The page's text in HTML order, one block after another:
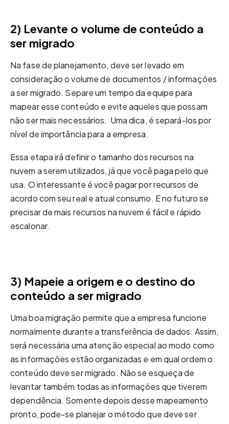
2) Levante o volume de conteúdo a
ser migrado
Na fase de planejamento, deve ser levado em
consideração o volume de documentos / informações
a ser migrado. Separe um tempo da equipe para
mapear esse conteúdo e evite aqueles que possam
não ser mais necessários. Uma dica, é separá-los por
nível de importância para a empresa.
Essa etapa irá definir o tamanho dos recursos na
nuvem a serem utilizados, já que você paga pelo que
usa. O interessante é você pagar por recursos de
acordo com seu real e atual consumo. E no futuro se
precisar de mais recursos na nuvem é fácil e rápido
escalonar.
3) Mapeie a origem e o destino do
conteúdo a ser migrado
Uma boa migração permite que a empresa funcione
normalmente durante a transferência de dados. Assim,
será necessária uma atenção especial ao modo como
as informações estão organizadas e em qual ordem o
conteúdo deve ser migrado. Não se esqueça de
levantar também todas as informações que tiverem
dependência. Somente depois desse mapeamento
pronto, pode-se planejar o método que deve ser